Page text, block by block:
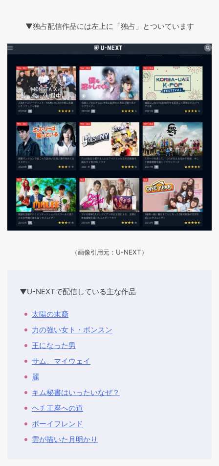
▼独占配信作品には左上に「独占」とついています
（画像引用元：U-NEXT）
▼U-NEXTで配信している主な作品
太陽の末裔
力の強い女ト・ボンスン
王になった男
サム、マイウェイ
麗
キム秘書はいったいなぜ？
ヘチ王座への道
ボーイフレンド
雲が描いた月明かり